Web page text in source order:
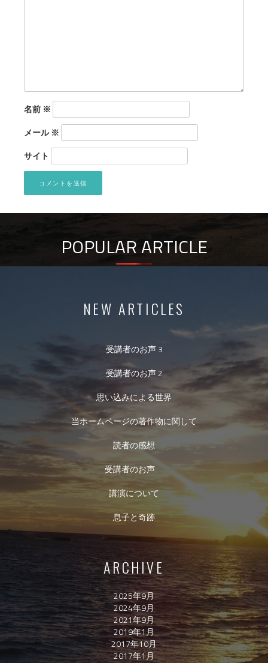
名前 ※
メール※
サイト
POPULAR ARTICLE
NEW ARTICLES
受講者のお声 3
受講者のお声 2
思い込みによる世界
当ホームページの著作物に関して
読者の感想
受講者のお声
講演について
息子と奇跡
ARCHIVE
2025年9月
2024年9月
2021年9月
2019年1月
2017年10月
2017年1月